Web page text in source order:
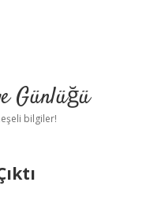
Günlüğü
bilgiler!